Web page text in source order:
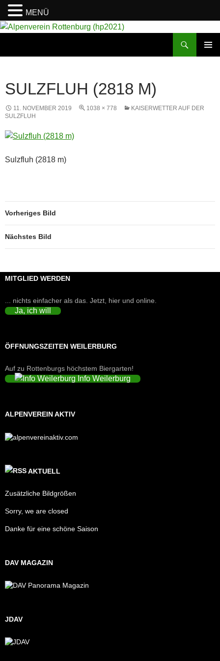
SULZFLUH (2818 M)
11. NOVEMBER 2019 1038 × 778
KAISERWETTER AUF DER
SULZFLUH
Sulzfluh (2818 m)
Vorheriges Bild
Nächstes Bild
MITGLIED WERDEN
... nichts einfacher als das. Jetzt, hier und online.
Ja, ich will
ÖFFNUNGSZEITEN WEILERBURG
Auf zu Rottenburgs höchstem Biergarten!
Info Weilerburg
ALPENVEREIN AKTIV
AKTUELL
Zusätzliche Bildgrößen
Sorry, we are closed
Danke für eine schöne Saison
DAV MAGAZIN
JDAV
MENÜ